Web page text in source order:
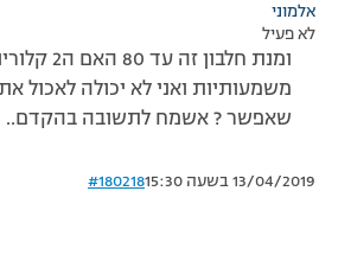
אלמוני
לא פעיל
ומנת חלבון זה
משמעותיות ואני לא יכולה לאכול
שאפשר ? אשמח לתשובה בהקדם..
13/04/2019 בשעה 15:30 #180218